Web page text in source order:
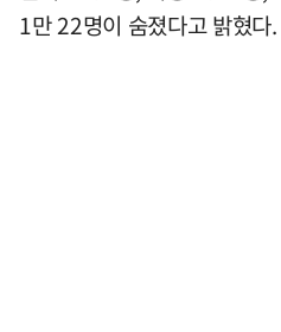
1만 22명이 숨졌다고 밝혔다.